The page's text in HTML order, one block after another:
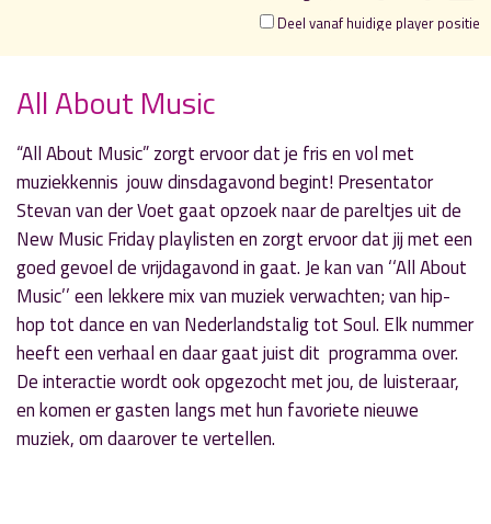
Deel vanaf huidige player positie
All About Music
“All About Music” zorgt ervoor dat je fris en vol met
muziekkennis jouw dinsdagavond begint! Presentator
Stevan van der Voet gaat opzoek naar de pareltjes uit de
New Music Friday playlisten en zorgt ervoor dat jij met een
goed gevoel de vrijdagavond in gaat. Je kan van ‘‘All About
Music’’ een lekkere mix van muziek verwachten; van hip-
hop tot dance en van Nederlandstalig tot Soul. Elk nummer
heeft een verhaal en daar gaat juist dit programma over.
De interactie wordt ook opgezocht met jou, de luisteraar,
en komen er gasten langs met hun favoriete nieuwe
muziek, om daarover te vertellen.